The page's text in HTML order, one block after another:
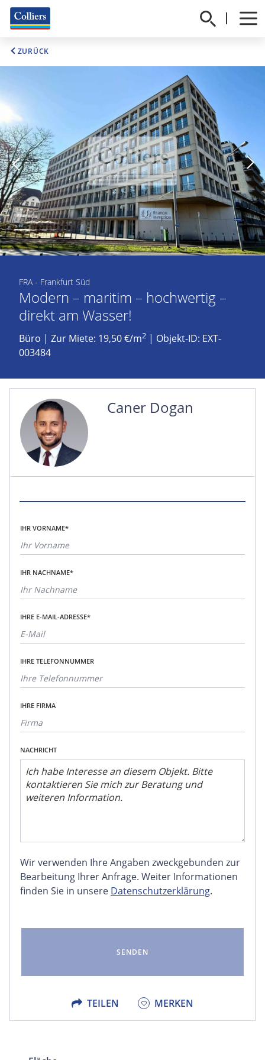
ZURÜCK
FRA - Frankfurt Süd
Modern – maritim – hochwertig –
direkt am Wasser!
Büro | Zur Miete: 19,50 €/m2 | Objekt-ID: EXT-
003484
Caner Dogan
IHR VORNAME*
IHR NACHNAME*
IHRE E-MAIL-ADRESSE*
IHRE TELEFONNUMMER
IHRE FIRMA
NACHRICHT
Wir verwenden Ihre Angaben zweckgebunden zur
Bearbeitung Ihrer Anfrage. Weiter Informationen
finden Sie in unsere Datenschutzerklärung.
TEILEN
FACEBOOK
X
MERKEN